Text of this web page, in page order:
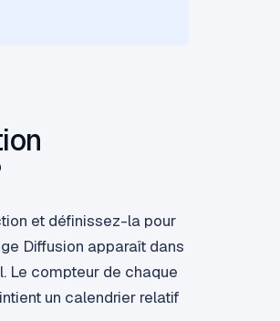
et définissez-la pour
Diffusion apparaît dans
Le compteur de chaque
un calendrier relatif